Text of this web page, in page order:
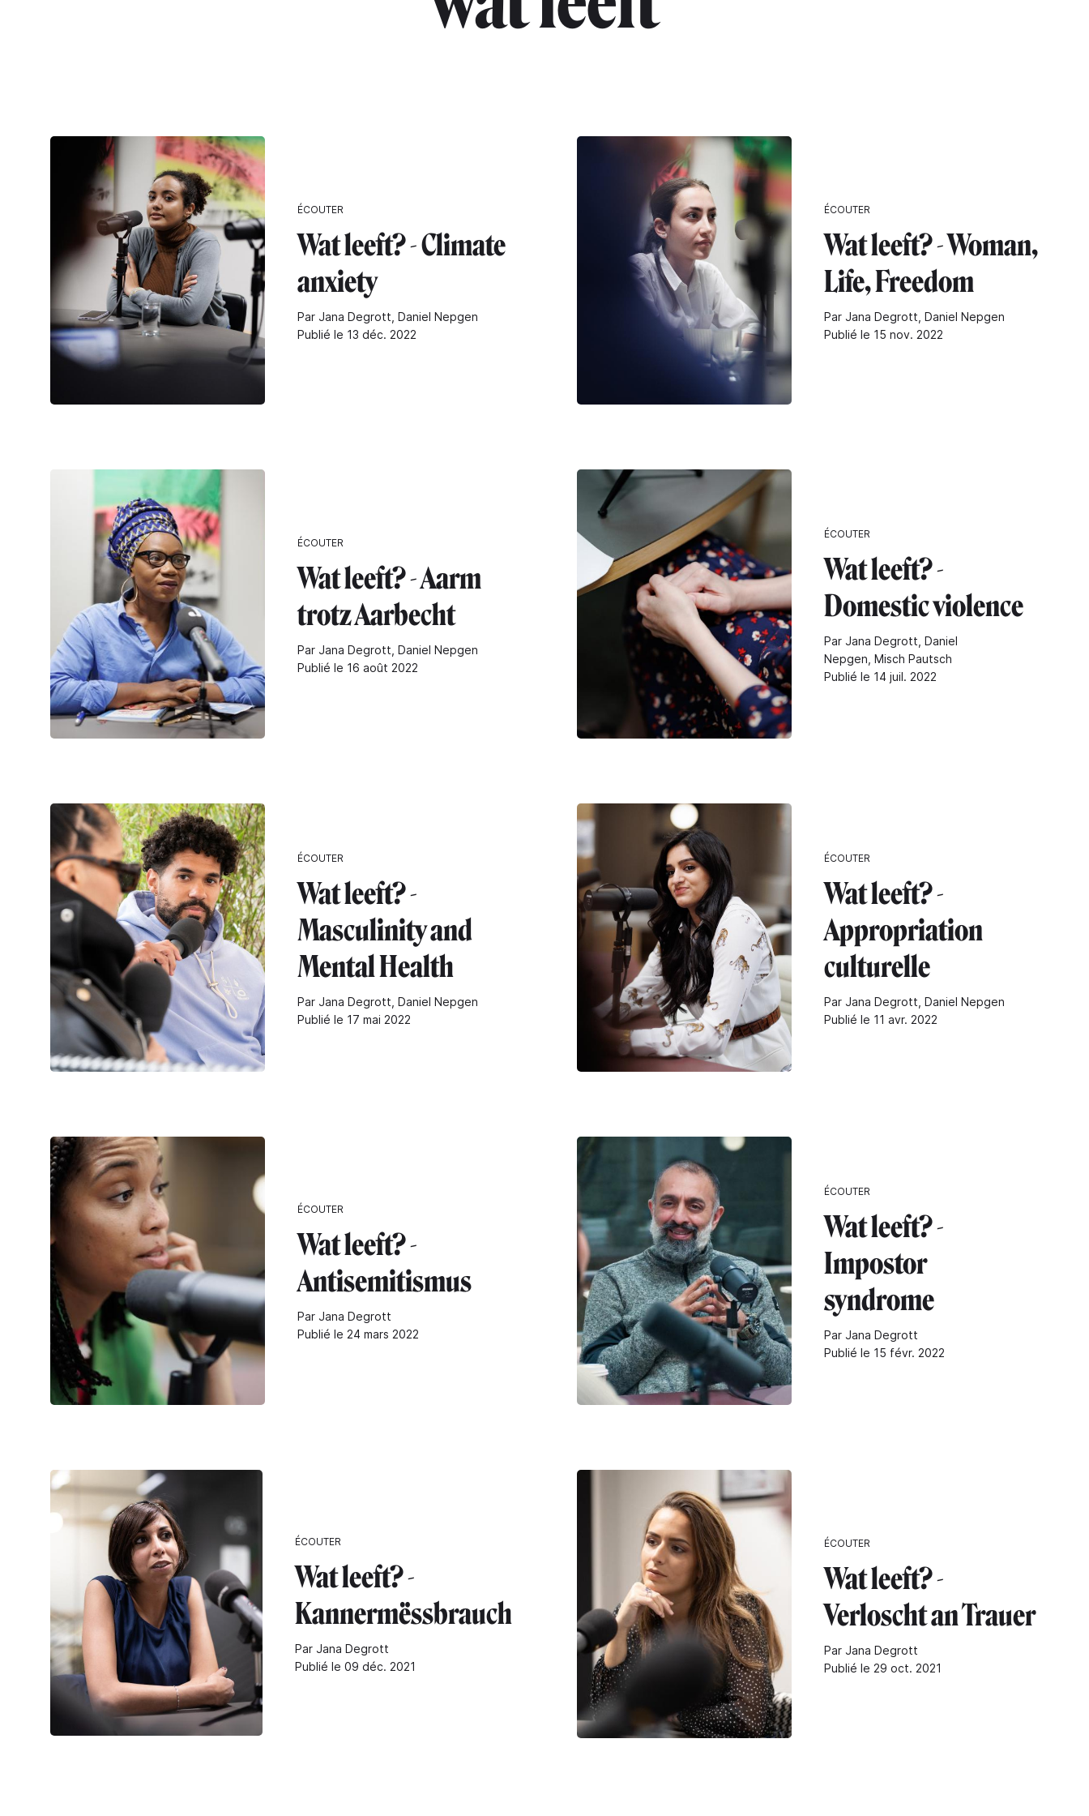
ÉCOUTER
Wat leeft? - Climate
anxiety
Par Jana Degrott, Daniel Nepgen
Publié le 13 déc. 2022
ÉCOUTER
Wat leeft? - Woman,
Life, Freedom
Par Jana Degrott, Daniel Nepgen
Publié le 15 nov. 2022
ÉCOUTER
Wat leeft? - Aarm
trotz Aarbecht
Par Jana Degrott, Daniel Nepgen
Publié le 16 août 2022
ÉCOUTER
Wat leeft? -
Domestic violence
Par Jana Degrott, Daniel
Nepgen, Misch Pautsch
Publié le 14 juil. 2022
ÉCOUTER
Wat leeft? -
Masculinity and
Mental Health
Par Jana Degrott, Daniel Nepgen
Publié le 17 mai 2022
ÉCOUTER
Wat leeft? -
Appropriation
culturelle
Par Jana Degrott, Daniel Nepgen
Publié le 11 avr. 2022
ÉCOUTER
Wat leeft? -
Antisemitismus
Par Jana Degrott
Publié le 24 mars 2022
ÉCOUTER
Wat leeft? -
Impostor
syndrome
Par Jana Degrott
Publié le 15 févr. 2022
ÉCOUTER
Wat leeft? -
Kannermëssbrauch
Par Jana Degrott
Publié le 09 déc. 2021
ÉCOUTER
Wat leeft? -
Verloscht an Trauer
Par Jana Degrott
Publié le 29 oct. 2021